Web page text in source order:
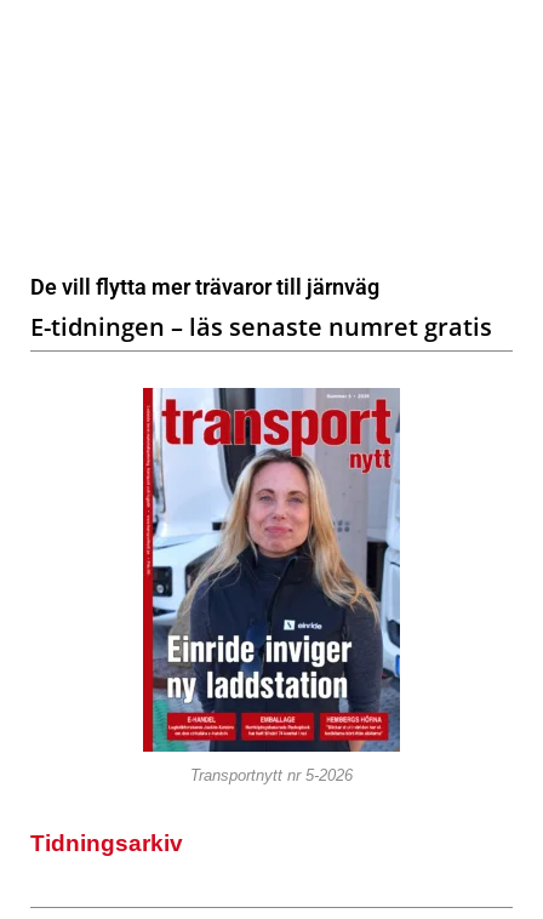
De vill flytta mer trävaror till järnväg
E-tidningen – läs senaste numret gratis
Transportnytt nr 5-2026
Tidningsarkiv